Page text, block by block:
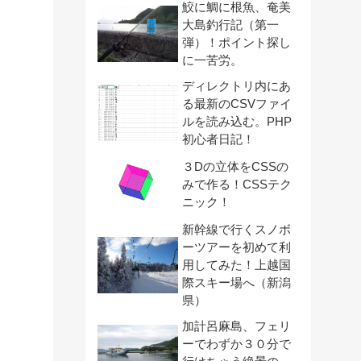
鮫に鯛に根魚、奄美
大島釣行記（第一
弾）！ポイント探し
に一苦労。
ディレクトリ内にあ
る最新のCSVファイ
ルを読み込む。PHP
初心者日記！
３Dの立体をCSSの
みで作る！CSSテク
ニック！
新幹線で行くスノボ
ーツアーを初めて利
用してみた！上越国
際スキー場へ（新潟
県）
加計呂麻島、フェリ
ーでわずか３０分で